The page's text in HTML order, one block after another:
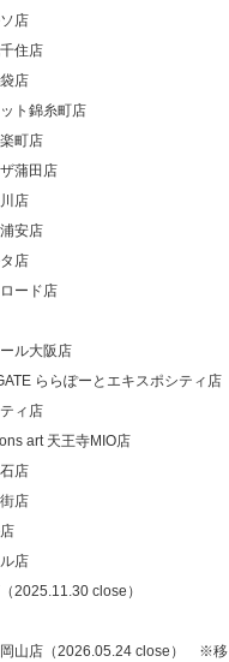
店
住店
店
ト錦糸町店
町店
蒲田店
店
安店
店
ード店
ル大阪店
ららぽーとエキスポシティ店
ィ店
art 天王寺MIO店
店
店
店
2025.11.30 close）
岡山店（2026.05.24 close） ※移